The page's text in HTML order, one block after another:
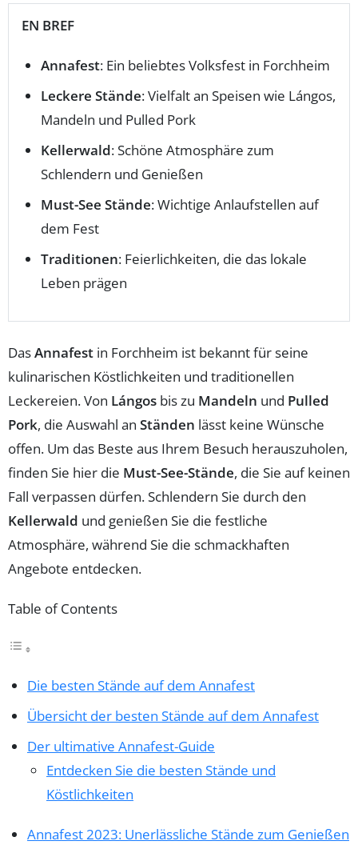
EN BREF
Annafest: Ein beliebtes Volksfest in Forchheim
Leckere Stände: Vielfalt an Speisen wie Lángos,
Mandeln und Pulled Pork
Kellerwald: Schöne Atmosphäre zum
Schlendern und Genießen
Must-See Stände: Wichtige Anlaufstellen auf
dem Fest
Traditionen: Feierlichkeiten, die das lokale
Leben prägen
DasAnnafest in Forchheim ist bekannt für seine
kulinarischen Köstlichkeiten und traditionellen
Leckereien. Von Lángos bis zu Mandeln und Pulled
Pork, die Auswahl an Ständen lässt keine Wünsche
offen. Um das Beste aus Ihrem Besuch herauszuholen,
finden Sie hier die Must-See-Stände, die Sie auf keinen
Fall verpassen dürfen. Schlendern Sie durch den
Kellerwald und genießen Sie die festliche
Atmosphäre, während Sie die schmackhaften
Angebote entdecken.
Table of Contents
Die besten Stände auf dem Annafest
Übersicht der besten Stände auf dem Annafest
Der ultimative Annafest-Guide
Entdecken Sie die besten Stände und
Köstlichkeiten
Annafest 2023: Unerlässliche Stände zum Genießen